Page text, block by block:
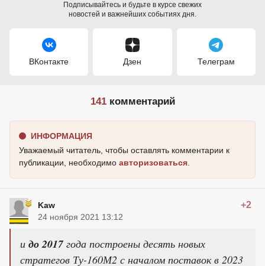
Подписывайтесь и будьте в курсе свежих
новостей и важнейших событиях дня.
ВКонтакте Дзен Телеграм
141комментарий
ИНФОРМАЦИЯ
Уважаемый читатель, чтобы оставлять комментарии к
публикации, необходимо авторизоваться
Kaw +2
24 ноября 2021 13:12
и до 2017года построены десять новых
стратегов Ту-160М2 с началом поставок в 2023